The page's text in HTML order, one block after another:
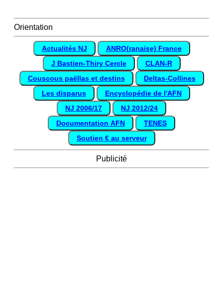
Orientation
Actualités NJ
ANRO(ranaise) France
J Bastien-Thiry Cercle
CLAN-R
Couscous paëllas et destins
Deltas-Collines
Les disparus
Encyclopédie de l'AFN
NJ 2006/17
NJ 2012/24
Documentation AFN
TENES
Soutien € au serveur
Publicité